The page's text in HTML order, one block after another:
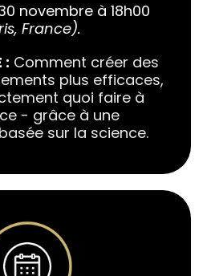
novembre à 18h00
France).
: Comment créer des
plus efficaces,
quoi faire à
- grâce à une
sur la science.